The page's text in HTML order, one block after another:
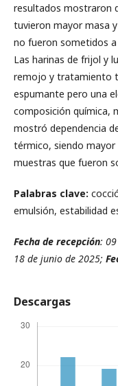
resultados mostraron
tuvieron mayor masa
no fueron sometidos
Las harinas de frijol y
remojo y tratamiento
espumante pero una
composición química,
mostró dependencia
térmico, siendo mayor
muestras que fueron
Palabras clave:
emulsión, estabilidad
Fecha de recepción:
18 de junio de 2025;
Descargas